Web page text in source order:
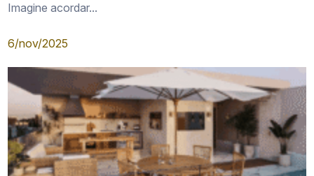
Imagine acordar...
6/nov/2025